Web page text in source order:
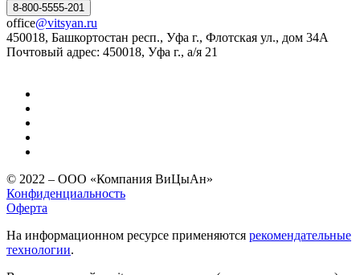
8-800-5555-201
office@vitsyan.ru
450018, Башкортостан респ., Уфа г., Флотская ул., дом 34А
Почтовый адрес: 450018, Уфа г., а/я 21
© 2022 – ООО «Компания ВиЦыАн»
Конфиденциальность
Оферта
На информационном ресурсе применяются рекомендательные
технологии.